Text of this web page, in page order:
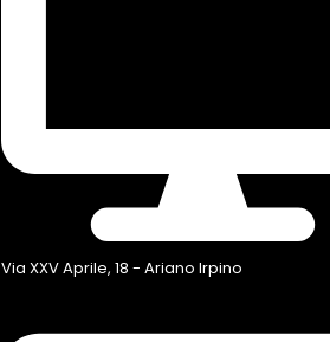
Via XXV Aprile, 18 - Ariano Irpino